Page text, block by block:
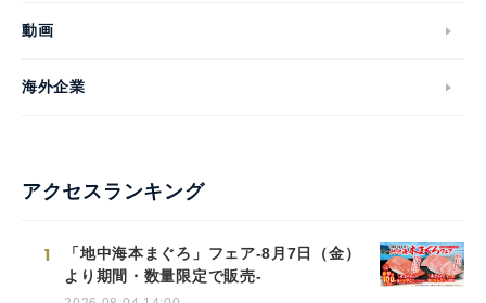
動画
海外企業
アクセスランキング
1
「地中海本まぐろ」フェア-8月7日（金）
より期間・数量限定で販売-